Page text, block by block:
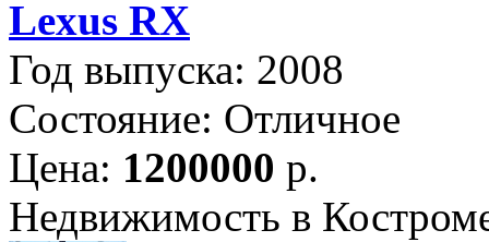
Lexus RX
Год выпуска: 2008
Состояние: Отличное
Цена: 1200000 р.
Недвижимость в